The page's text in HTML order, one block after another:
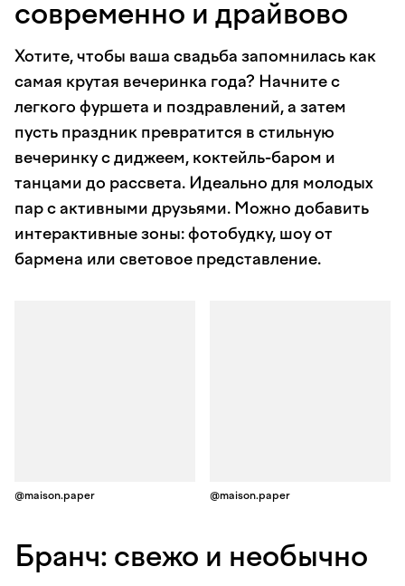
современно и драйвово
Хотите, чтобы ваша свадьба запомнилась как
самая крутая вечеринка года? Начните с
легкого фуршета и поздравлений, а затем
пусть праздник превратится в стильную
вечеринку с диджеем, коктейль-баром и
танцами до рассвета. Идеально для молодых
пар с активными друзьями. Можно добавить
интерактивные зоны: фотобудку, шоу от
бармена или световое представление.
@maison.paper @maison.paper
Бранч: свежо и необычно